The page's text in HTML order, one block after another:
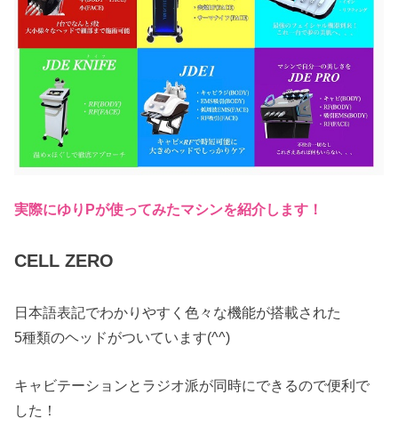
実際にゆりPが使ってみたマシンを紹介します！
CELL ZERO
日本語表記でわかりやすく色々な機能が搭載された
5種類のヘッドがついています(^^)
キャビテーションとラジオ派が同時にできるので便利で
した！